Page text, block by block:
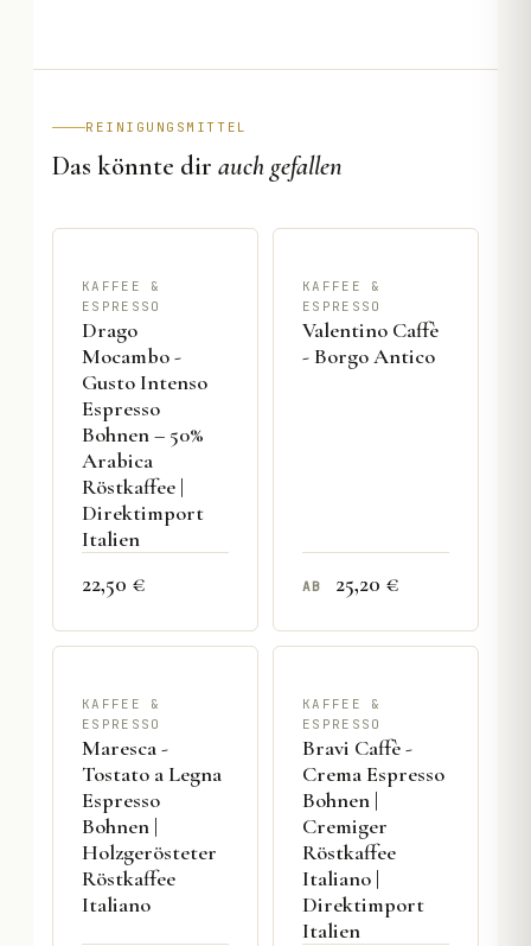
REINIGUNGSMITTEL
Das könnte dir auch gefallen
KAFFEE &
ESPRESSO
Drago
Mocambo -
Gusto Intenso
Espresso
Bohnen – 50%
Arabica
Röstkaffee |
Direktimport
Italien
22,50 €
KAFFEE &
ESPRESSO
Valentino Caffè
- Borgo Antico
AB 25,20 €
KAFFEE &
ESPRESSO
Maresca -
Tostato a Legna
Espresso
Bohnen |
Holzgerösteter
Röstkaffee
Italiano
KAFFEE &
ESPRESSO
Bravi Caffè -
Crema Espresso
Bohnen |
Cremiger
Röstkaffee
Italiano |
Direktimport
Italien